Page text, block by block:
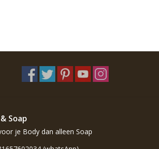
Soap
je Body dan alleen Soap